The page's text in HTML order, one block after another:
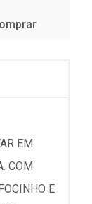
EM
COM
E